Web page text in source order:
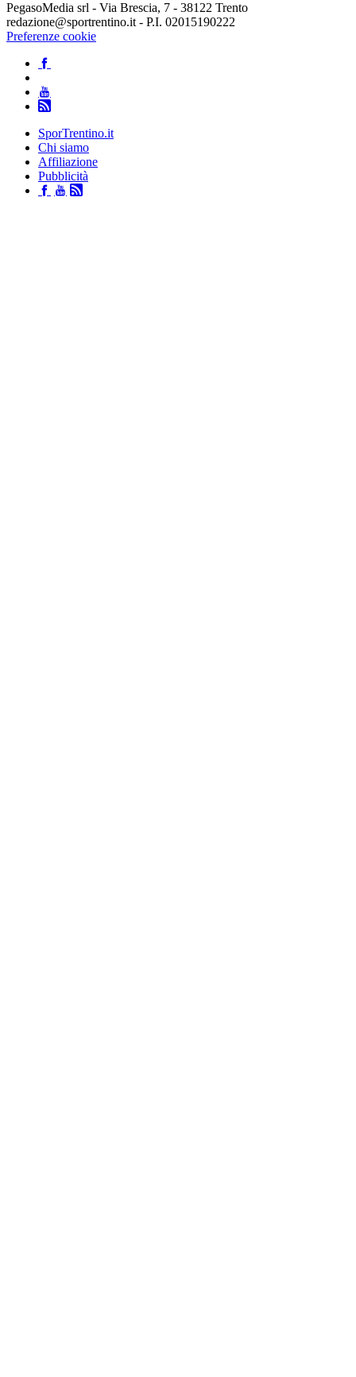
PegasoMedia srl - Via Brescia, 7 - 38122 Trento
redazione@sportrentino.it - P.I. 02015190222
Preferenze cookie
SporTrentino.it
Chi siamo
Affiliazione
Pubblicità